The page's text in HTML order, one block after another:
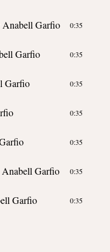
Anabell Garfio 0:35
Garfio 0:35
Garfio 0:35
0:35
0:35
Garfio 0:35
Garfio 0:35